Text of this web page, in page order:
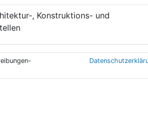
, Konstruktions- und